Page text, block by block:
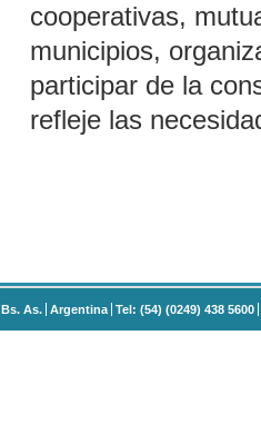
cooperativas,
municipios,
participar de la
refleje las
Bs. As. Argentina Tel: (54) (0249) 438 5600